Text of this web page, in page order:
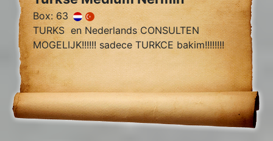
Box: 63
TURKS en Nederlands CONSULTEN
MOGELIJK!!!!!! sadece TURKCE bakim!!!!!!!!